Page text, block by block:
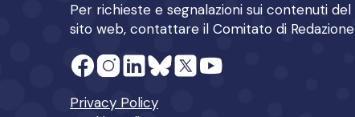
Per richieste e segnalazioni sui contenuti del
sito web, contattare il Comitato di Redazione
Privacy Policy